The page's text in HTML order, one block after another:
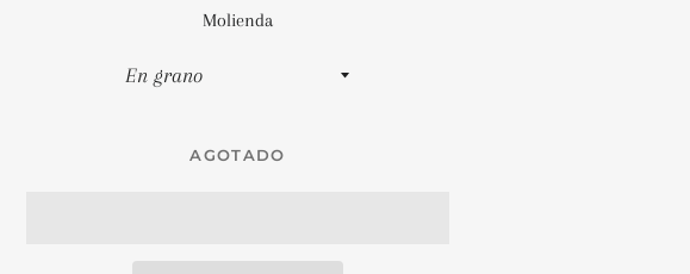
Molienda
AGOTADO